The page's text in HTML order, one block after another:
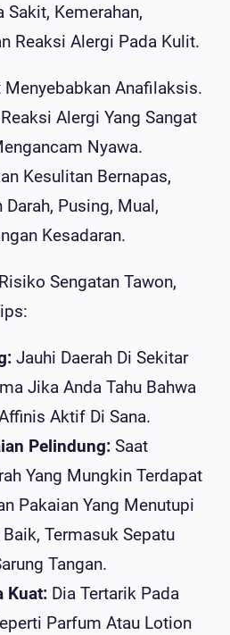
Sakit, Kemerahan,
Reaksi Alergi Pada Kulit.
Menyebabkan Anafilaksis.
Alergi Yang Sangat
Nyawa.
Kesulitan Bernapas,
Darah, Pusing, Mual,
Kesadaran.
Sengatan Tawon,
Jauhi Daerah Di Sekitar
Jika Anda Tahu Bahwa
Aktif Di Sana.
Pelindung: Saat
Yang Mungkin Terdapat
Pakaian Yang Menutupi
Termasuk Sepatu
Tangan.
Kuat: Dia Tertarik Pada
Parfum Atau Lotion